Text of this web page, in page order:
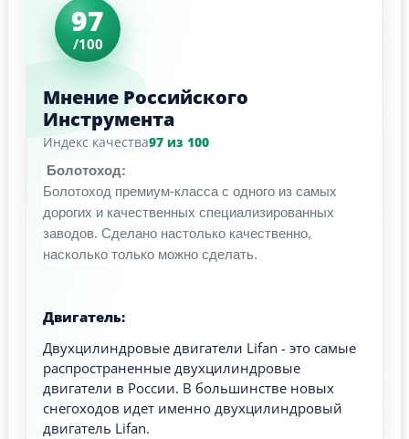
97
/100
Мнение Российского
Инструмента
Индекс качества97 из 100
Болотоход:
Болотоход премиум-класса с одного из самых
дорогих и качественных специализированных
заводов. Сделано настолько качественно,
насколько только можно сделать.
Двигатель:
Двухцилиндровые двигатели Lifan - это самые
распространенные двухцилиндровые
двигатели в России. В большинстве новых
снегоходов идет именно двухцилиндровый
двигатель Lifan.